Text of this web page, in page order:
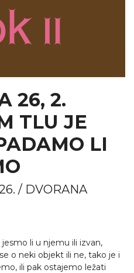
26, 2.
TLU JE
LI
/ DVORANA
li u njemu ili izvan,
o neki objekt ili ne, tako je i
ili pak ostajemo ležati